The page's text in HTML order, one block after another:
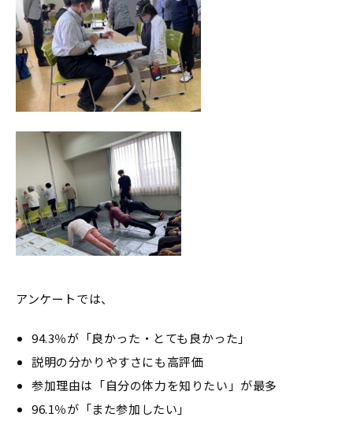
アンケートでは、
94.3％が「良かった・とても良かった」
説明の分かりやすさにも高評価
参加理由は「自分の体力を知りたい」が最多
96.1％が「また参加したい」